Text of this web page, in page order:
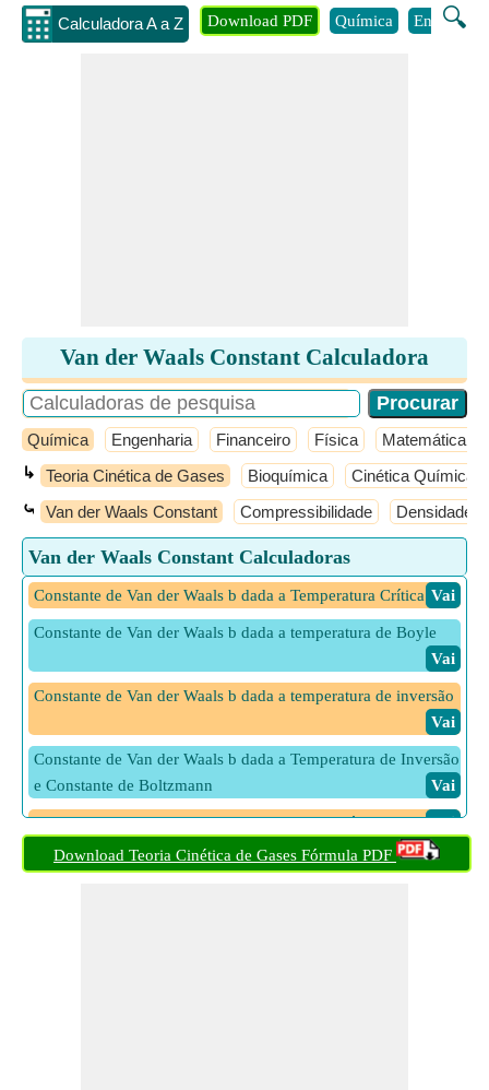
Calculadora A a Z 🔍
Download PDF Química
Van der Waals Constant Calculadora
Química Engenharia Financeiro Física Matemática
↳ Teoria Cinética de Gases Bioquímica Cinética Química
⤿ Van der Waals Constant Compressibilidade Densidade
Van der Waals Constant Calculadoras
Constante de Van der Waals b dada a Temperatura Crítica ​ Vai
Constante de Van der Waals b dada a temperatura de Boyle
​ Vai
Constante de Van der Waals b dada a temperatura de inversão
​ Vai
Constante de Van der Waals b dada a Temperatura de Inversão
e Constante de Boltzmann
​ Vai
Constante de Van der Waals b dada Pressão Crítica ​ Vai
Constante de Van der Waals b dado Volume Crítico ​ Vai
Download Teoria Cinética de Gases Fórmula PDF